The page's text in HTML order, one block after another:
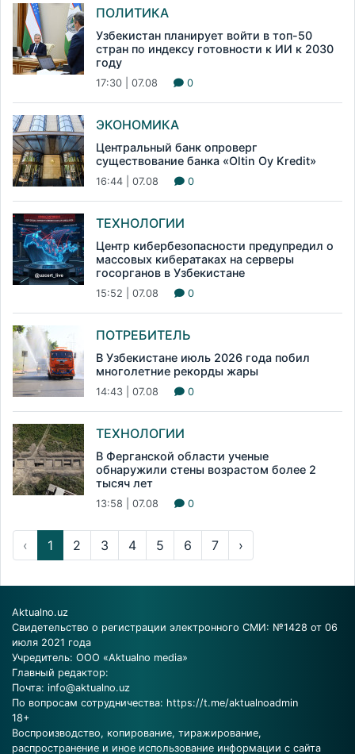
ПОЛИТИКА
Узбекистан планирует войти в топ-50
стран по индексу готовности к ИИ к 2030
году
17:30 | 07.08 0
ЭКОНОМИКА
Центральный банк опроверг
существование банка «Oltin Oy Kredit»
16:44 | 07.08 0
ТЕХНОЛОГИИ
Центр кибербезопасности предупредил о
массовых кибератаках на серверы
госорганов в Узбекистане
15:52 | 07.08 0
ПОТРЕБИТЕЛЬ
В Узбекистане июль 2026 года побил
многолетние рекорды жары
14:43 | 07.08 0
ТЕХНОЛОГИИ
В Ферганской области ученые
обнаружили стены возрастом более 2
тысяч лет
13:58 | 07.08 0
‹ 1 2 3 4 5 6 7 ›
Aktualno.uz
Свидетельство о регистрации электронного СМИ: №1428 от 06
июля 2021 года
Учредитель: ООО «Aktualno media»
Главный редактор:
Почта: info@aktualno.uz
По вопросам сотрудничества: https://t.me/aktualnoadmin
18+
Воспроизводство, копирование, тиражирование,
распространение и иное использование информации с сайта